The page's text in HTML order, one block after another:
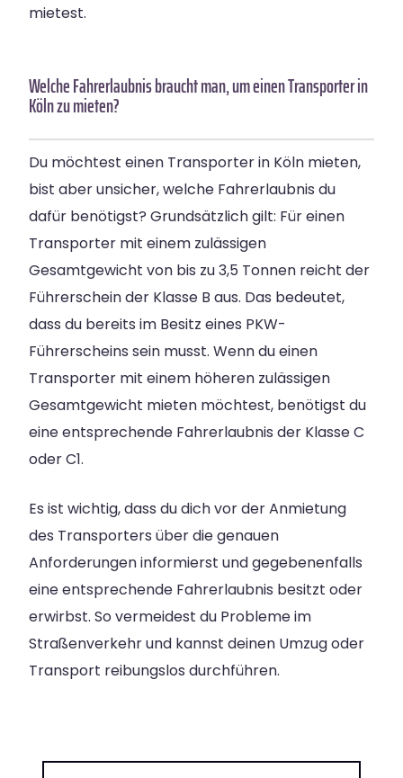
mietest.
Welche Fahrerlaubnis braucht man, um einen Transporter in
Köln zu mieten?
Du möchtest einen Transporter in Köln mieten,
bist aber unsicher, welche Fahrerlaubnis du
dafür benötigst? Grundsätzlich gilt: Für einen
Transporter mit einem zulässigen
Gesamtgewicht von bis zu 3,5 Tonnen reicht der
Führerschein der Klasse B aus. Das bedeutet,
dass du bereits im Besitz eines PKW-
Führerscheins sein musst. Wenn du einen
Transporter mit einem höheren zulässigen
Gesamtgewicht mieten möchtest, benötigst du
eine entsprechende Fahrerlaubnis der Klasse C
oder C1.
Es ist wichtig, dass du dich vor der Anmietung
des Transporters über die genauen
Anforderungen informierst und gegebenenfalls
eine entsprechende Fahrerlaubnis besitzt oder
erwirbst. So vermeidest du Probleme im
Straßenverkehr und kannst deinen Umzug oder
Transport reibungslos durchführen.